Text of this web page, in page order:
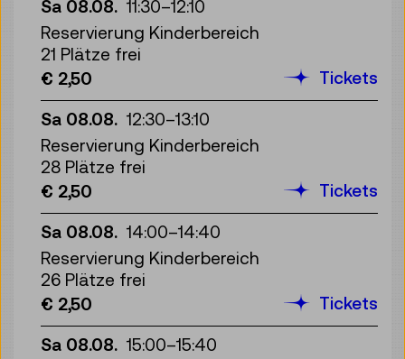
Sa 08.08. 11:30–12:10
Reservierung Kinderbereich
21 Plätze frei
€ 2,50
Tickets
Sa 08.08. 12:30–13:10
Reservierung Kinderbereich
28 Plätze frei
€ 2,50
Tickets
Sa 08.08. 14:00–14:40
Reservierung Kinderbereich
26 Plätze frei
€ 2,50
Tickets
Sa 08.08. 15:00–15:40